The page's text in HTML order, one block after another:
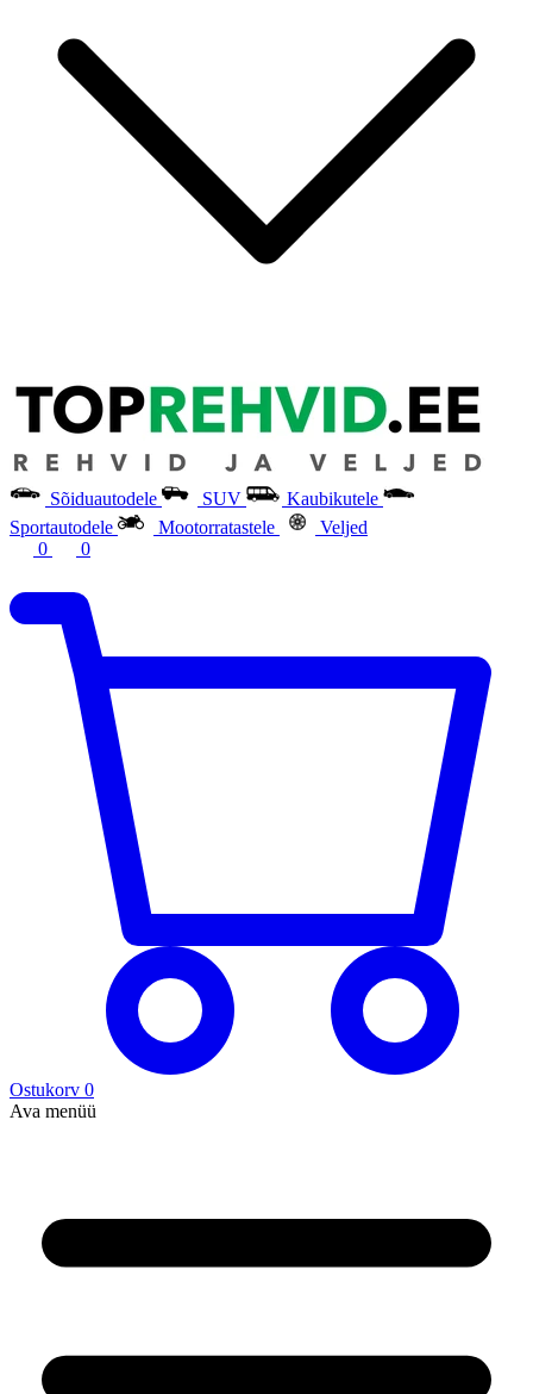
Sõiduautodele SUV
Kaubikutele
Sportautodele
Mootorratastele
Veljed
0
0
Ostukorv 0
Ava menüü